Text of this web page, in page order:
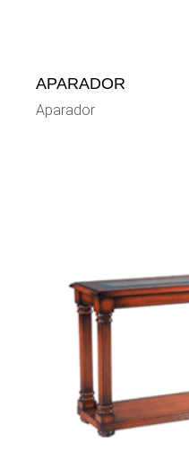
APARADOR
Aparador